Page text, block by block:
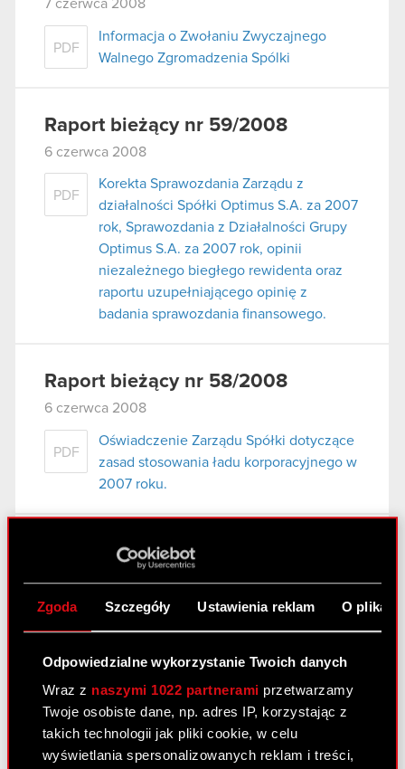
Zgoda Szczegóły Ustawienia reklam O
Odpowiedzialne wykorzystanie Twoich danych
Wraz z naszymi 1022 partnerami przetwarzamy
Twoje osobiste dane, np. adres IP, korzystając z
takich technologii jak pliki cookie, w celu
wyświetlania spersonalizowanych reklam i treści,
7 czerwca 2008
PDF
Informacja o Zwołaniu Zwyczajnego
Walnego Zgromadzenia Spólki
Raport bieżący nr 59/2008
6 czerwca 2008
PDF
Korekta Sprawozdania Zarządu z
działalności Spółki Optimus S.A. za 2007
rok, Sprawozdania z Działalności Grupy
Optimus S.A. za 2007 rok, opinii
niezależnego biegłego rewidenta oraz
raportu uzupełniającego opinię z
badania sprawozdania finansowego.
Raport bieżący nr 58/2008
6 czerwca 2008
PDF
Oświadczenie Zarządu Spółki dotyczące
zasad stosowania ładu korporacyjnego w
2007 roku.
Raport bieżący nr 57/2008
wybór audytora do badania sprawozdań
finansowych Spółki.
Raport bieżący nr 56/2008
14 maja 2008
Oświadczenie Zarządu Spółki dotyczące